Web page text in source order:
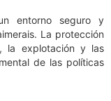
entorno seguro y
La protección
la explotación y las
de las políticas